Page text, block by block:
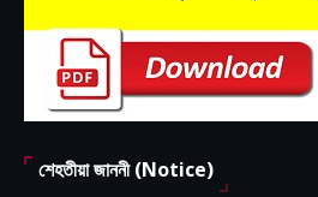
শেহতীয়া জাননী (Notice)